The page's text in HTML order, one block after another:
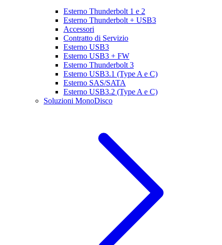
Esterno Thunderbolt 1 e 2
Esterno Thunderbolt + USB3
Accessori
Contratto di Servizio
Esterno USB3
Esterno USB3 + FW
Esterno Thunderbolt 3
Esterno USB3.1 (Type A e C)
Esterno SAS/SATA
Esterno USB3.2 (Type A e C)
Soluzioni MonoDisco